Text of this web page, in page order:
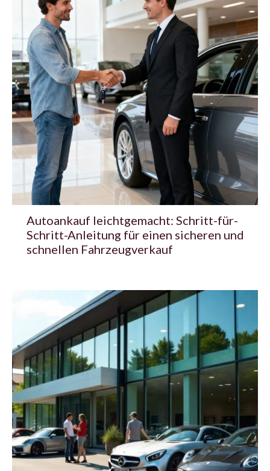
Autoankauf leichtgemacht: Schritt-für-
Schritt-Anleitung für einen sicheren und
schnellen Fahrzeugverkauf